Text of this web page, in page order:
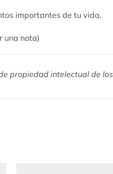
importantes de tu vida.
una nota)
propiedad intelectual de los